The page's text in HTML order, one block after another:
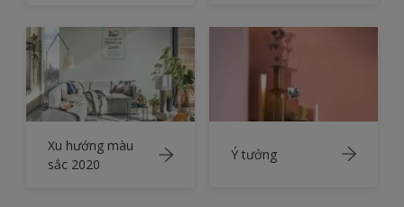
Xu hướng màu
sắc 2020
Ý tưởng